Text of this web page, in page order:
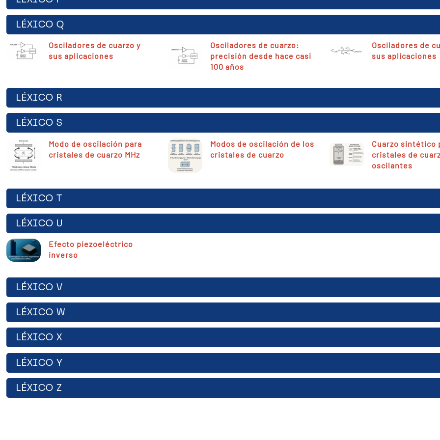
LÉXICO Q
Osciladores de cuarzo y
sus aplicaciones
Osciladores de cuarzo:
precisión desde hace casi
100 años
Osciladores de
sus aplicaciones
LÉXICO R
LÉXICO S
Modo de oscilación para
cristales de cuarzo MHz
Modos de oscilación de los
cristales de cuarzo
Cuarzo sintético
cristales de
oscilantes
LÉXICO T
LÉXICO U
Efecto piezoeléctrico
inverso
LÉXICO V
LÉXICO W
LÉXICO X
LÉXICO Y
LÉXICO Z